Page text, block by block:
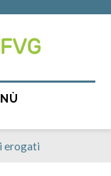
erogati